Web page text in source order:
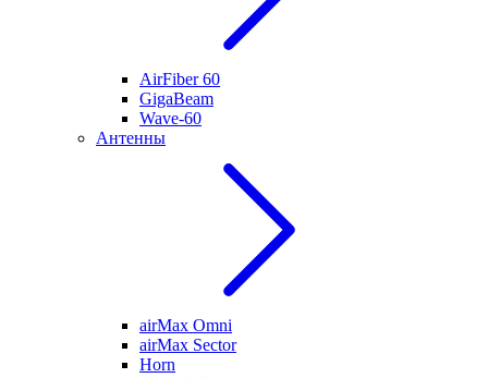
AirFiber 60
GigaBeam
Wave-60
Антенны
airMax Omni
airMax Sector
Horn